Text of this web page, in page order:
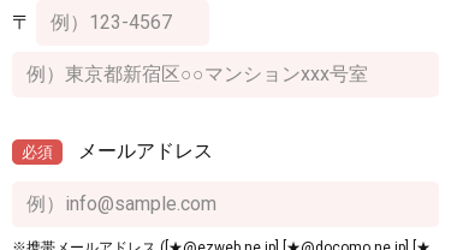
〒
必須 メールアドレス